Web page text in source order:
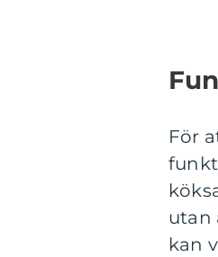
För
utan
kan